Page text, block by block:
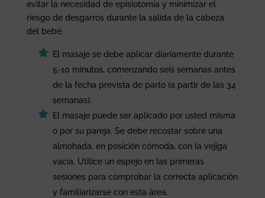
evitar la necesidad de episiotomía y minimizar el
riesgo de desgarros durante la salida de la cabeza
del bebé.
El masaje se debe aplicar diariamente durante
5-10 minutos, comenzando seis semanas antes
de la fecha prevista de parto (a partir de las 34
semanas).
El masaje puede ser aplicado por usted misma
o por su pareja. Se debe recostar sobre una
almohada, en posición cómoda, con la vejiga
vacía. Utilice un espejo en las primeras
sesiones para comprobar la correcta aplicación
y familiarizarse con esta área.